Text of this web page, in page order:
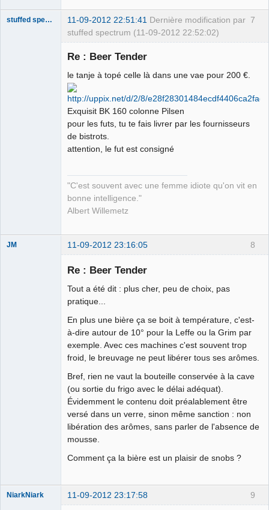
7
stuffed spectrum 11-09-2012 22:51:41 Dernière modification par
stuffed spectrum (11-09-2012 22:52:02)
Re : Beer Tender
le tanje à topé celle là dans une vae pour 200 €.
Exquisit BK 160 colonne Pilsen
pour les futs, tu te fais livrer par les fournisseurs
de bistrots.
attention, le fut est consigné
"C'est souvent avec une femme idiote qu'on vit en
bonne intelligence."
Albert Willemetz
8
JM 11-09-2012 23:16:05
Re : Beer Tender
Tout a été dit : plus cher, peu de choix, pas
pratique...
En plus une bière ça se boit à température, c'est-
à-dire autour de 10° pour la Leffe ou la Grim par
exemple. Avec ces machines c'est souvent trop
froid, le breuvage ne peut libérer tous ses arômes.
Bref, rien ne vaut la bouteille conservée à la cave
(ou sortie du frigo avec le délai adéquat).
Évidemment le contenu doit préalablement être
versé dans un verre, sinon même sanction : non
libération des arômes, sans parler de l'absence de
mousse.
Comment ça la bière est un plaisir de snobs ?
9
NiarkNiark 11-09-2012 23:17:58